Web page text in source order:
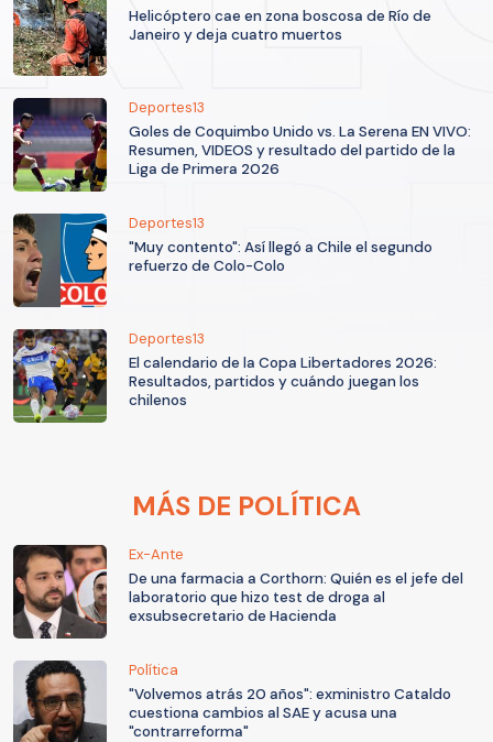
Helicóptero cae en zona boscosa de Río de
Janeiro y deja cuatro muertos
Deportes13
Goles de Coquimbo Unido vs. La Serena EN VIVO:
Resumen, VIDEOS y resultado del partido de la
Liga de Primera 2026
Deportes13
"Muy contento": Así llegó a Chile el segundo
refuerzo de Colo-Colo
Deportes13
El calendario de la Copa Libertadores 2026:
Resultados, partidos y cuándo juegan los
chilenos
MÁS DE POLÍTICA
Ex-Ante
De una farmacia a Corthorn: Quién es el jefe del
laboratorio que hizo test de droga al
exsubsecretario de Hacienda
Política
"Volvemos atrás 20 años": exministro Cataldo
cuestiona cambios al SAE y acusa una
"contrarreforma"